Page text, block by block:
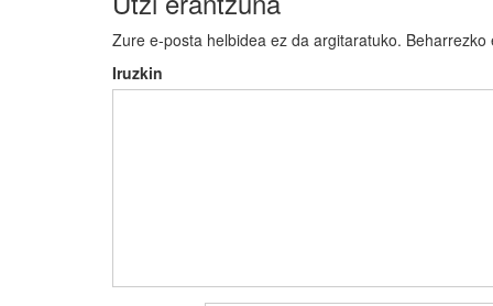
Zure e-posta helbidea ez da argitaratuko. Beharrezko
Iruzkin